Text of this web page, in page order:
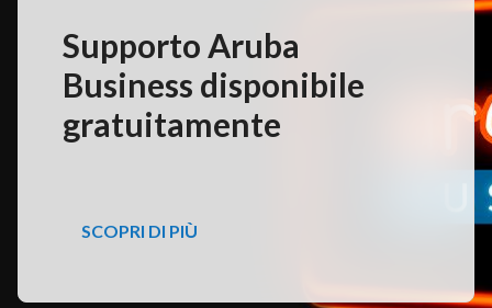
Supporto Aruba
Business disponibile
gratuitamente
SCOPRI DI PIÙ